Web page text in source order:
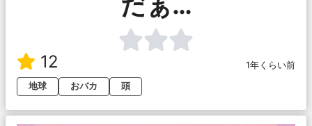
12
1年くらい前
地球
おバカ 頭